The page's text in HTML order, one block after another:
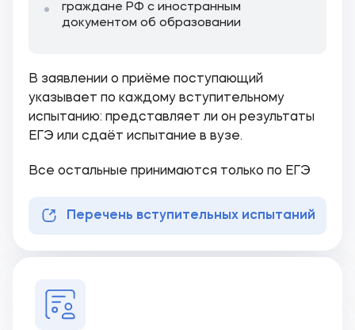
граждане РФ с иностранным
документом об образовании
В заявлении о приёме поступающий
указывает по каждому вступительному
испытанию: представляет ли он результаты
ЕГЭ или сдаёт испытание в вузе.
Все остальные принимаются только по ЕГЭ
Перечень вступительных испытаний